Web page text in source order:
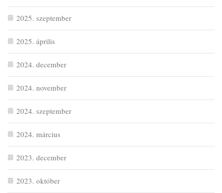
2025. szeptember
2025. április
2024. december
2024. november
2024. szeptember
2024. március
2023. december
2023. október